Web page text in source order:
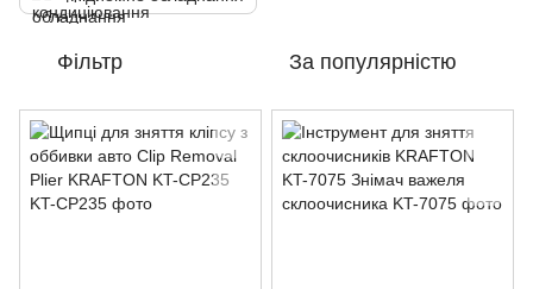
Фільтр За популярністю